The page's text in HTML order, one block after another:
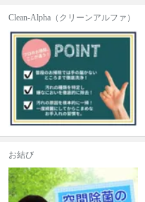
Clean-Alpha（クリーンアルファ）
お結び